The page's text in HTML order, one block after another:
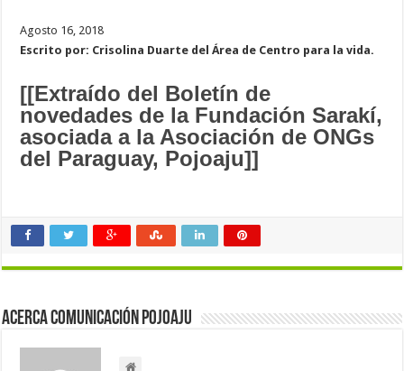
Agosto 16, 2018
Escrito por: Crisolina Duarte delÁrea de Centro para la vida.
[[Extraído del Boletín de
novedades de la Fundación Sarakí,
asociada a la Asociación de ONGs
del Paraguay, Pojoaju]]
Acerca Comunicación Pojoaju